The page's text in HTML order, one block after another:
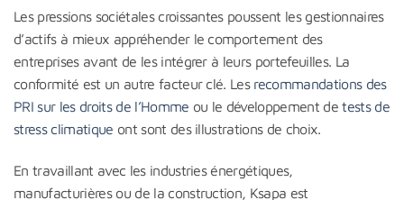
Les pressions sociétales croissantes poussent les gestionnaires
d’actifs à mieux appréhender le comportement des
entreprises avant de les intégrer à leurs portefeuilles. La
conformité est un autre facteur clé. Les recommandations des
PRI sur les droits de l’Homme ou le développement detests de
stress climatique ont sont des illustrations de choix.
En travaillant avec les industries énergétiques,
manufacturières ou de la construction, Ksapa est